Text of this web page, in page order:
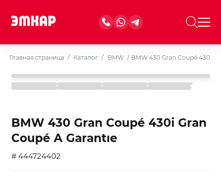
Главная страница / Каталог / BMW / BMW 430 Gran Coupé 430i
BMW 430 Gran Coupé 430i Gran
Coupé A Garantıe
# 444724402